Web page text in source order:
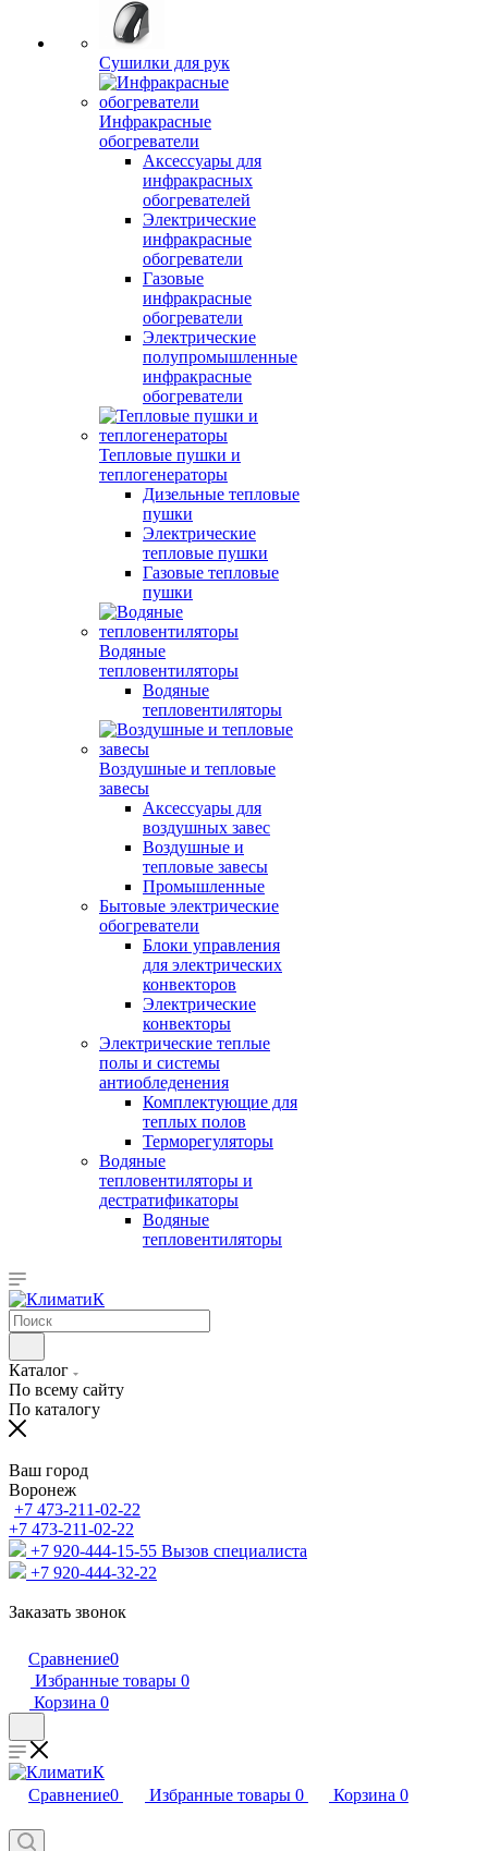
Сушилки для рук
Инфракрасные
обогреватели
Аксессуары для
инфракрасных
обогревателей
Электрические
инфракрасные
обогреватели
Газовые
инфракрасные
обогреватели
Электрические
полупромышленные
инфракрасные
обогреватели
Тепловые пушки и
теплогенераторы
Дизельные тепловые
пушки
Электрические
тепловые пушки
Газовые тепловые
пушки
Водяные
тепловентиляторы
Водяные
тепловентиляторы
Воздушные и тепловые
завесы
Аксессуары для
воздушных завес
Воздушные и
тепловые завесы
Промышленные
Бытовые электрические
обогреватели
Блоки управления
для электрических
конвекторов
Электрические
конвекторы
Электрические теплые
полы и системы
антиобледенения
Комплектующие для
теплых полов
Терморегуляторы
Водяные
тепловентиляторы и
дестратификаторы
Водяные
тепловентиляторы
Каталог
По всему сайту
По каталогу
Ваш город
Воронеж
+7 473-211-02-22
+7 473-211-02-22
+7 920-444-15-55 Вызов специалиста
+7 920-444-32-22
Заказать звонок
Сравнение0
Избранные товары 0
Корзина 0
Сравнение0 Избранные товары 0 Корзина 0